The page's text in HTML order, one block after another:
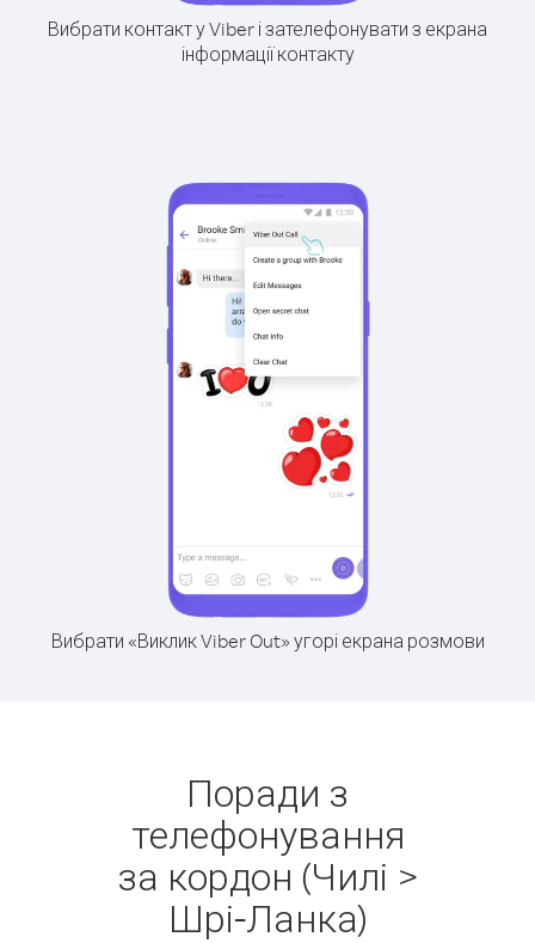
Вибрати контакт у Viber і зателефонувати з екрана
інформації контакту
Вибрати «Виклик Viber Out» угорі екрана розмови
Поради з
телефонування
за кордон (Чилі >
Шрі-Ланка)